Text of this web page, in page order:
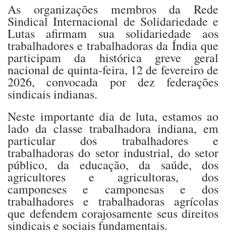
As organizações membros da Rede
Sindical Internacional de Solidariedade e
Lutas afirmam sua solidariedade aos
trabalhadores e trabalhadoras da Índia que
participam da histórica greve geral
nacional de quinta-feira, 12 de fevereiro de
2026, convocada por dez federações
sindicais indianas.
Neste importante dia de luta, estamos ao
lado da classe trabalhadora indiana, em
particular dos trabalhadores e
trabalhadoras do setor industrial, do setor
público, da educação, da saúde, dos
agricultores e agricultoras, dos
camponeses e camponesas e dos
trabalhadores e trabalhadoras agrícolas
que defendem corajosamente seus direitos
sindicais e sociais fundamentais.